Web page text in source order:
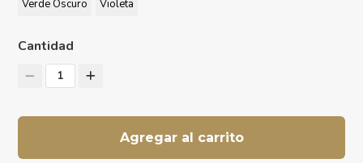
Verde Oscuro Violeta
Cantidad
1
Agregar al carrito